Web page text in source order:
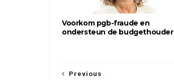
Voorkom pgb-fraude en
ondersteun de budgethouder
Previous